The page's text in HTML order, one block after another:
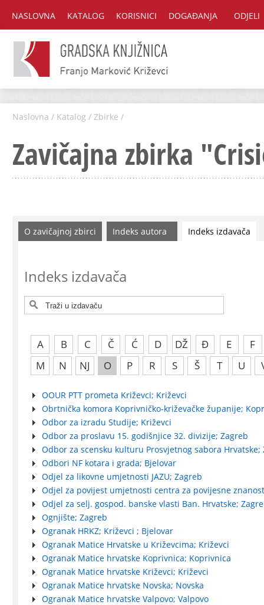
NASLOVNA KATALOG KORISNICI DOGAĐANJA ODJELI
Naslovna / Katalog / Zbirke /
Zavičajna zbirka
O zavičajnoj zbirci Indeks autora Indeks izdavača
Indeks izdavača
A B C Č Ć D DŽ Đ E
F
M
N NJ O P R S Š T U
OOUR PTT prometa Križevci; Križevci
Obrtnička komora Koprivničko-križevačke županije;
Odbor za izradu Studije; Križevci
Odbor za proslavu 15. godišnjice 32. divizije; Zagreb
Odbor za scensku kulturu Prosvjetnog sabora Hrvatske;
Odbori NF kotara i grada; Bjelovar
Odjel za likovne umjetnosti JAZU; Zagreb
Odjel za povijest umjetnosti centra za povijesne
Odjel za selj. gospod. banske vlasti Ban. Hrvatske;
Ognjište; Zagreb
Ogranak HRKZ; Križevci ; Bjelovar
Ogranak Matice Hrvatske u Križevcima; Križevci
Ogranak Matice hrvatske Koprivnica; Koprivnica
Ogranak Matice hrvatske Križevci; Križevci
Ogranak Matice hrvatske Novska; Novska
Ogranak Matice hrvatske Valpovo; Valpovo